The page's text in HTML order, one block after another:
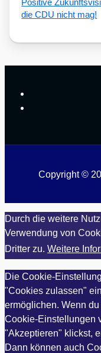
Posi­ti­ve
die CDU nicht mag!
Copyright ©
Durch die weitere
Verwendung von
Dritter zu. Weitere
Die Cookie-
"Cookies zulassen"
ermöglichen. Wenn
Cookie-Einstellungen
"Akzeptieren" klickst,
Dann können auch